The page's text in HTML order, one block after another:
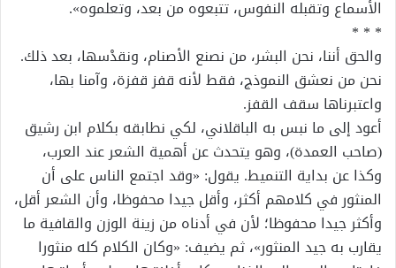
الأسماع وتقبله النفوس، تتبعوه من بعد، وتعلموه».
* * *
والحق أننا، نحن البشر، من نصنع الأصنام، ونقدْسها، بعد ذلك.
نحن من نعشق النموذج، فقط لأنه قفز قفزة، وآمنا بها،
واعتبرناها سقف القفز.
أعود إلى ما نبس به الباقلاني، لكي نطابقه بكلام ابن رشيق
(صاحب العمدة)، وهو يتحدث عن أهمية الشعر عند العرب،
وكذا عن بداية التنميط. يقول: «وقد اجتمع الناس على أن
المنثور في كلامهم أكثر، وأقل جيدا محفوظا، وأن الشعر أقل،
وأكثر جيدا محفوظا؛ لأن في أدناه من زينة الوزن والقافية ما
يقارب به جيد المنثور»، ثم يضيف: «وكان الكلام كله منثورا